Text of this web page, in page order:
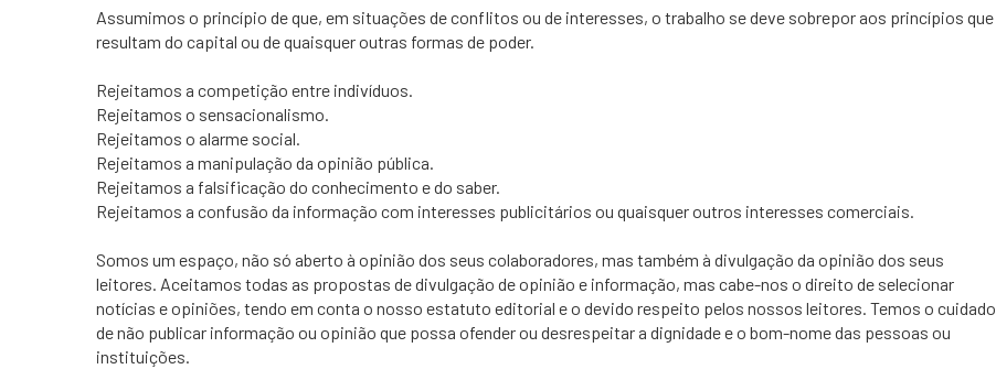
Assumimos o princípio de que, em situações de conflitos ou de interesses, o trabalho se deve sobrepor aos princípios que
resultam do capital ou de quaisquer outras formas de poder.
Rejeitamos a competição entre indivíduos.
Rejeitamos o sensacionalismo.
Rejeitamos o alarme social.
Rejeitamos a manipulação da opinião pública.
Rejeitamos a falsificação do conhecimento e do saber.
Rejeitamos a confusão da informação com interesses publicitários ou quaisquer outros interesses comerciais.
Somos um espaço, não só aberto à opinião dos seus colaboradores, mas também à divulgação da opinião dos seus
leitores. Aceitamos todas as propostas de divulgação de opinião e informação, mas cabe-nos o direito de selecionar
notícias e opiniões, tendo em conta o nosso estatuto editorial e o devido respeito pelos nossos leitores. Temos o cuidado
de não publicar informação ou opinião que possa ofender ou desrespeitar a dignidade e o bom-nome das pessoas ou
instituições.